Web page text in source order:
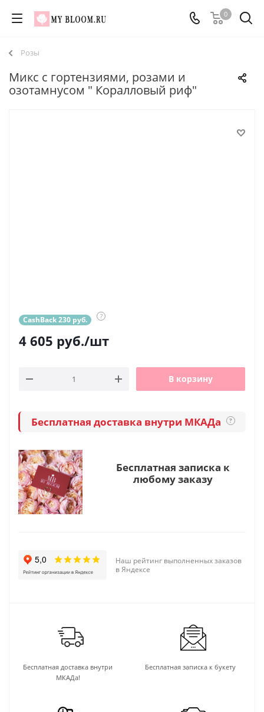
0
Розы
Микс с гортензиями, розами и
озотамнусом " Коралловый риф"
CashBack 230 руб. ?
4 605 руб./шт
В корзину
Бесплатная доставка внутри МКАДа ?
Бесплатная записка к
любому заказу
Наш рейтинг выполненных заказов
в Яндексе
Бесплатная доставка внутри
МКАДа!
Бесплатная записка к букету